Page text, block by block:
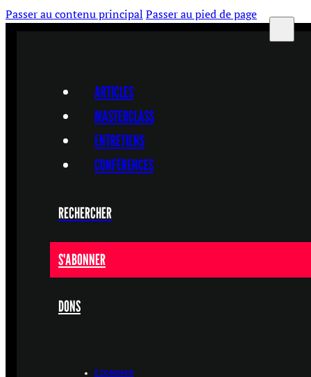
Passer au contenu principal Passer au pied de page
ARTICLES
MASTERCLASS
ENTRETIENS
CONFÉRENCES
RECHERCHER
S'ABONNER
DONS
ÉCONOMIE